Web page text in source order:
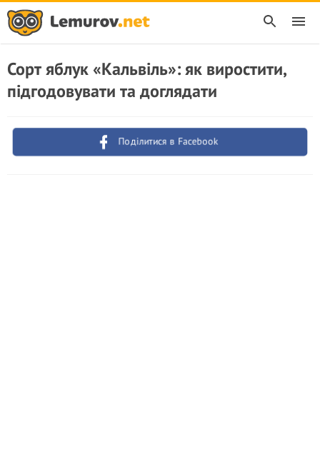
Сорт яблук «Кальвіль»: як виростити,
підгодовувати та доглядати
Поділитися в Facebook